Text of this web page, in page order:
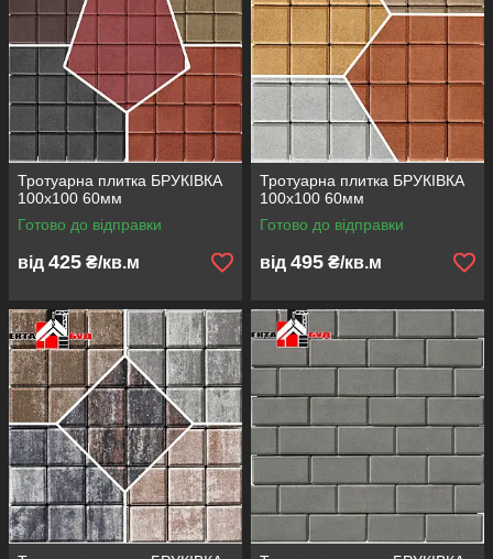
Тротуарна плитка БРУКІВКА
100х100 60мм
Готово до відправки
від 425 ₴/кв.м
Тротуарна плитка БРУКІВКА
100х100 60мм
Готово до відправки
від 495 ₴/кв.м